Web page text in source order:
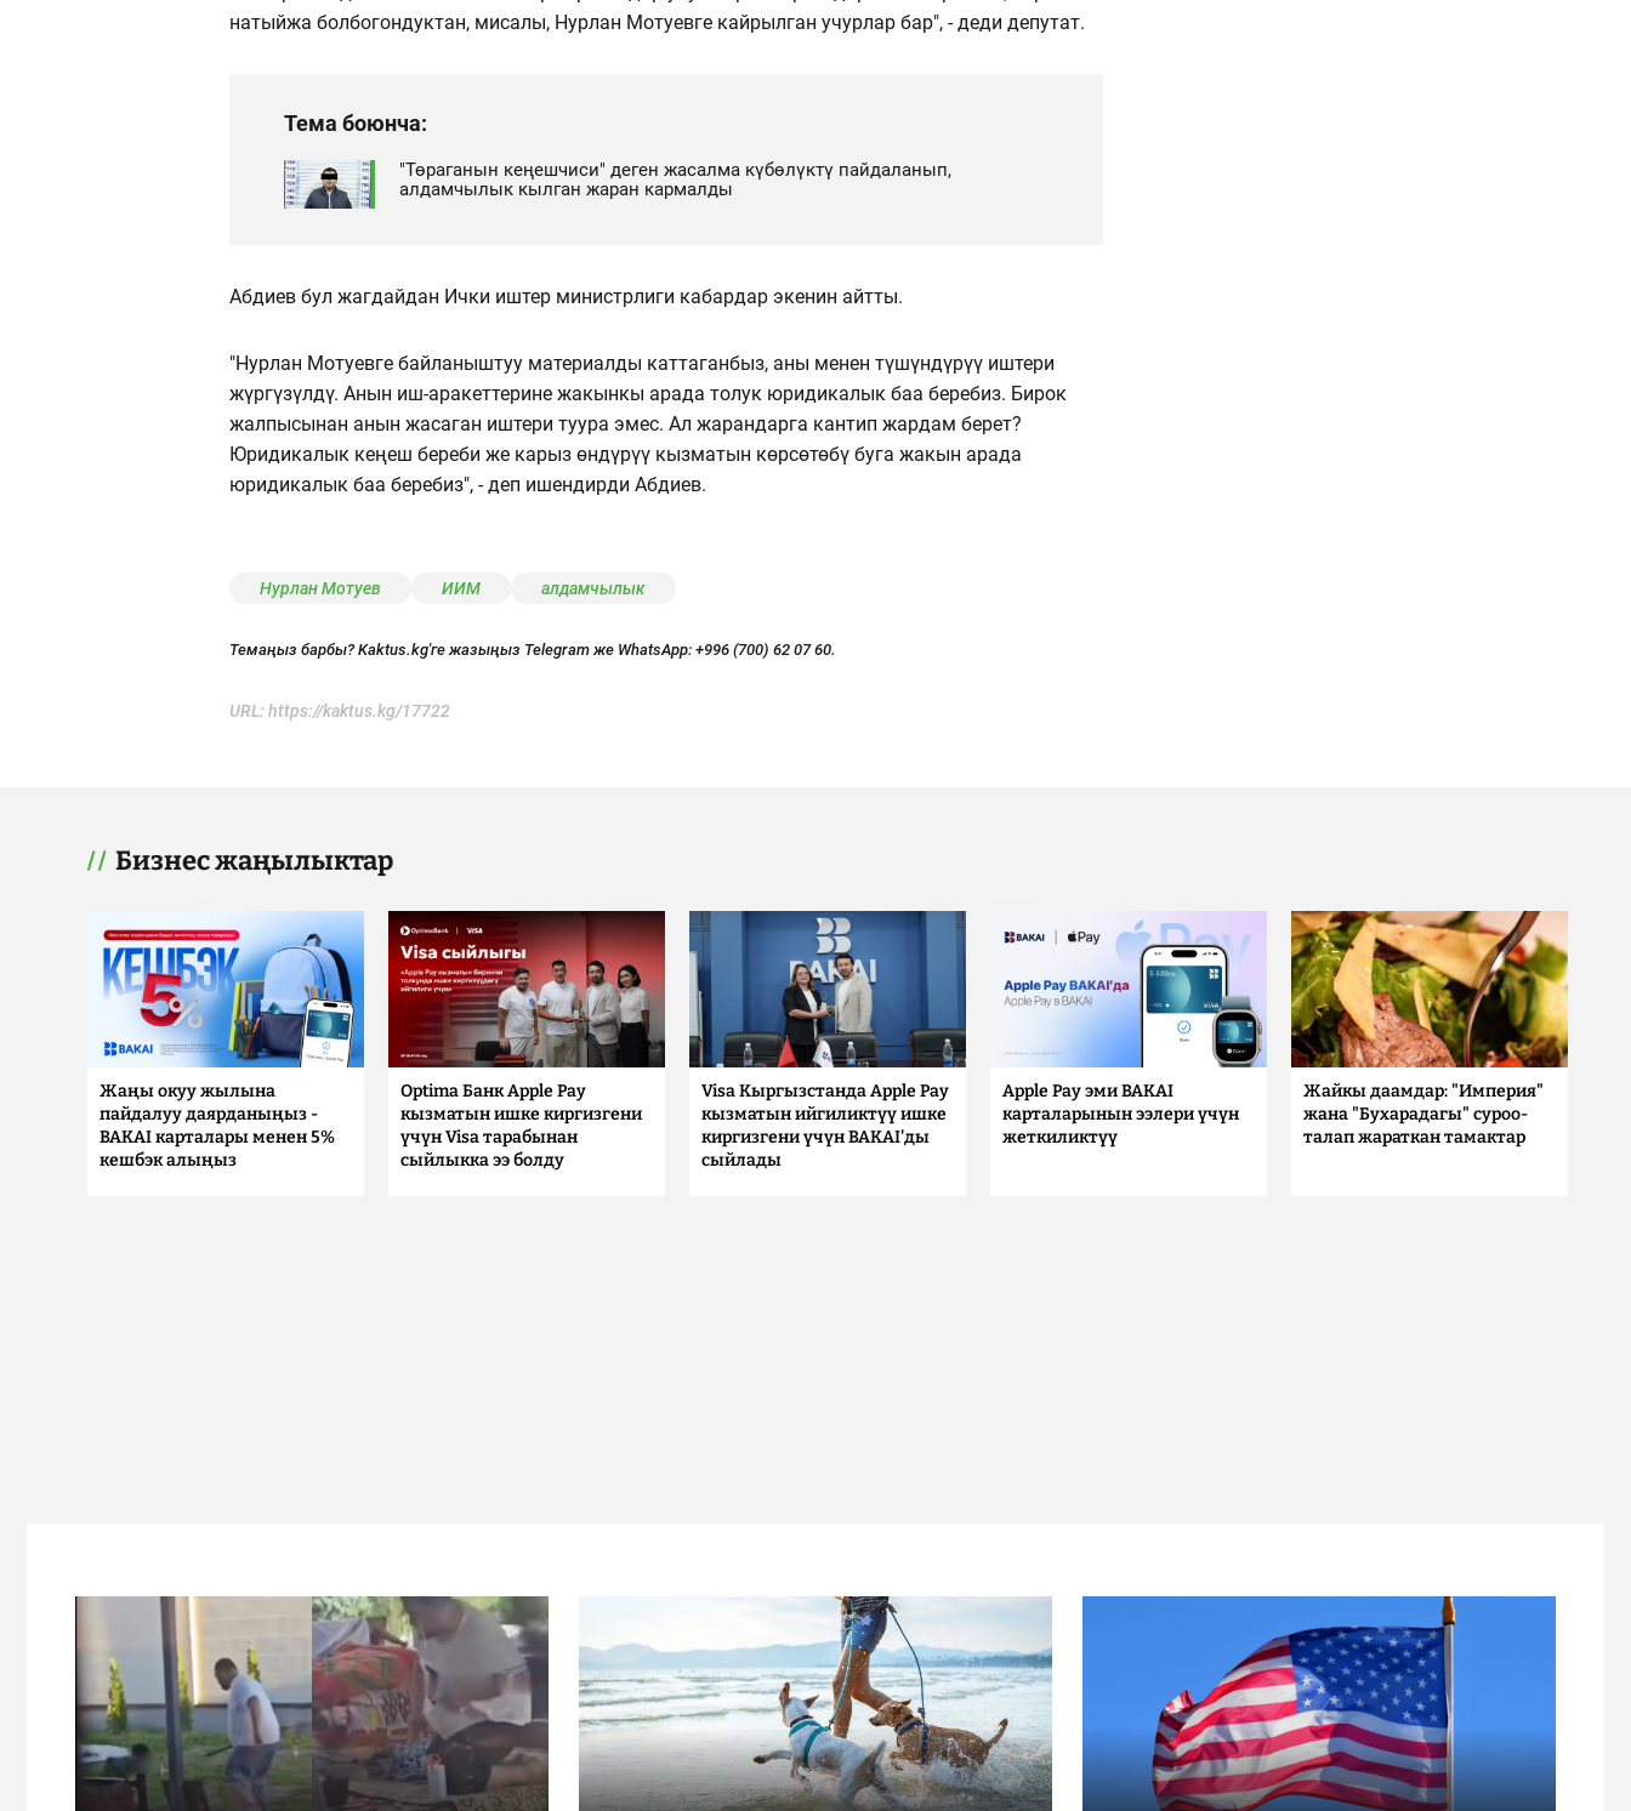
натыйжа болбогондуктан, мисалы, Нурлан Мотуевге кайрылган учурлар бар", - деди депутат.
Тема боюнча:
"Төраганын кеңешчиси" деген жасалма күбөлүктү пайдаланып,
алдамчылык кылган жаран кармалды
Абдиев бул жагдайдан Ички иштер министрлиги кабардар экенин айтты.
"Нурлан Мотуевге байланыштуу материалды каттаганбыз, аны менен түшүндүрүү иштери
жүргүзүлдү. Анын иш-аракеттерине жакынкы арада толук юридикалык баа беребиз. Бирок
жалпысынан анын жасаган иштери туура эмес. Ал жарандарга кантип жардам берет?
Юридикалык кеңеш береби же карыз өндүрүү кызматын көрсөтөбү буга жакын арада
юридикалык баа беребиз", - деп ишендирди Абдиев.
Нурлан Мотуев ИИМ алдамчылык
Темаңыз барбы? Kaktus.kg'ге жазыңыз Telegram же WhatsApp: +996 (700) 62 07 60.
URL: https://kaktus.kg/17722
Бизнес жаңылыктар
Жаңы окуу жылына
пайдалуу даярданыңыз -
BAKAI карталары менен 5%
кешбэк алыңыз
Optima Банк Apple Pay
кызматын ишке киргизгени
үчүн Visa тарабынан
сыйлыкка ээ болду
Visa Кыргызстанда Apple Pay
кызматын ийгиликтүү ишке
киргизгени үчүн BAKAI'ды
сыйлады
Apple Pay эми BAKAI
карталарынын ээлери үчүн
жеткиликтүү
Жайкы даамдар: "Империя"
жана "Бухарадагы" суроо-
талап жараткан тамактар